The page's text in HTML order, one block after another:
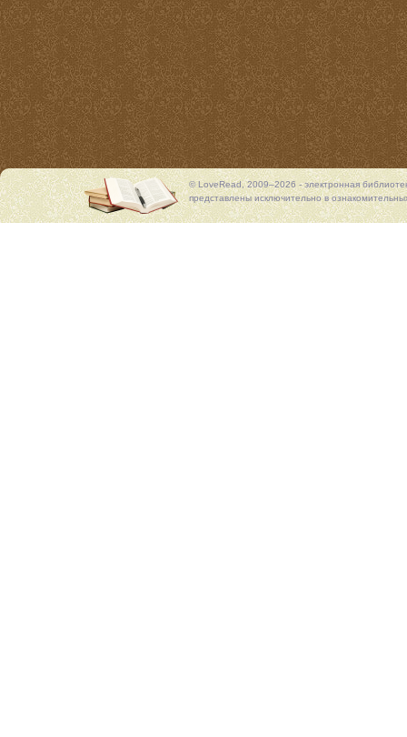
© LoveRead, 2009–2026 - электронная
представлены исключительно в